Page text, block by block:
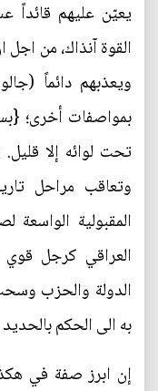
يعيّن عليهم قائداً
القوة آنذاك، من
ويعذبهم دائماً
بمواصفات أخرى؛
تحت لوائه إلا
وتعاقب مراحل
المقبولية
العراقي كرجل
الدولة والحزب
به الى الحكم بالحديد
إن ابرز صفة في